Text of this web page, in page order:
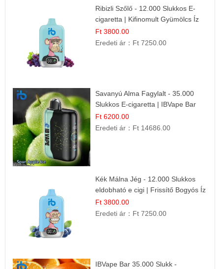
Ribizli Szőlő - 12.000 Slukkos E-
cigaretta | Kifinomult Gyümölcs Íz
Ft 3800.00
Eredeti ár： Ft 7250.00
Savanyú Alma Fagylalt - 35.000
Slukkos E-cigaretta | IBVape Bar
Ft 6200.00
Eredeti ár： Ft 14686.00
Kék Málna Jég - 12.000 Slukkos
eldobható e cigi | Frissítő Bogyós Íz
Ft 3800.00
Eredeti ár： Ft 7250.00
IBVape Bar 35.000 Slukk -